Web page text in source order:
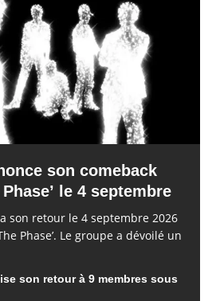
son comeback
Phase’ le 4 septembre
son retour le 4 septembre 2026
Phase’. Le groupe a dévoilé un
son retour à 9 membres sous